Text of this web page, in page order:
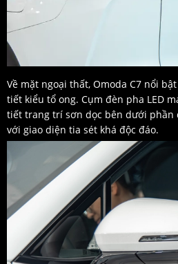
Về mặt ngoại thất, Omoda C7 nổi
tiết kiểu tổ ong. Cụm đèn pha LED
tiết trang trí sơn dọc bên dưới phần
với giao diện tia sét khá độc đáo.